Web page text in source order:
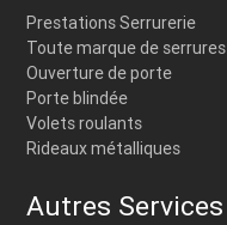
Prestations Serrurerie
Toute marque de serrures
Ouverture de porte
Porte blindée
Volets roulants
Rideaux métalliques
Autres Services